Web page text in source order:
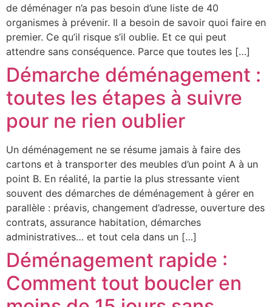
de déménager n’a pas besoin d’une liste de 40
organismes à prévenir. Il a besoin de savoir quoi faire en
premier. Ce qu’il risque s’il oublie. Et ce qui peut
attendre sans conséquence. Parce que toutes les […]
Démarche déménagement :
toutes les étapes à suivre
pour ne rien oublier
Un déménagement ne se résume jamais à faire des
cartons et à transporter des meubles d’un point A à un
point B. En réalité, la partie la plus stressante vient
souvent des démarches de déménagement à gérer en
parallèle : préavis, changement d’adresse, ouverture des
contrats, assurance habitation, démarches
administratives… et tout cela dans un […]
Déménagement rapide :
Comment tout boucler en